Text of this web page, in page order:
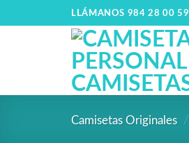
LLÁMANOS 984 28 00 59
Camisetas Originales /